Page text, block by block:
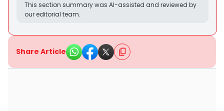
This section summary was AI-assisted and reviewed by
our editorial team.
Share Article